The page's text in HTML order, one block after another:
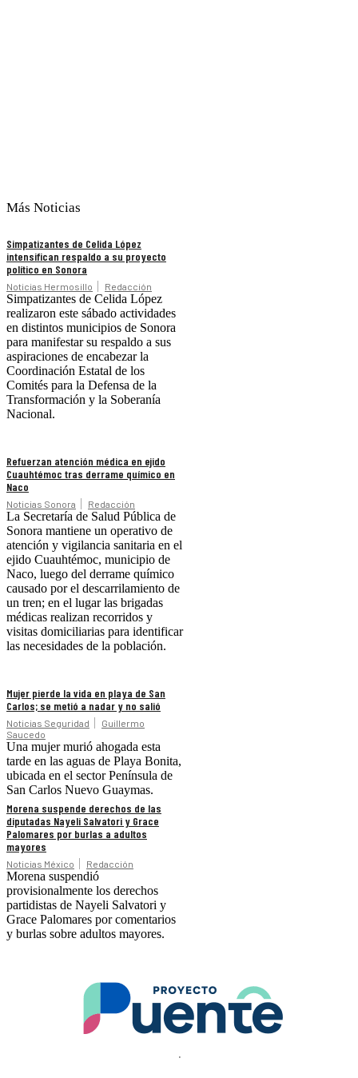
Más Noticias
Simpatizantes de Celida López
intensifican respaldo a su proyecto
político en Sonora
Noticias Hermosillo Redacción
Simpatizantes de Celida López
realizaron este sábado actividades
en distintos municipios de Sonora
para manifestar su respaldo a sus
aspiraciones de encabezar la
Coordinación Estatal de los
Comités para la Defensa de la
Transformación y la Soberanía
Nacional.
Refuerzan atención médica en ejido
Cuauhtémoc tras derrame químico en
Naco
Noticias Sonora Redacción
La Secretaría de Salud Pública de
Sonora mantiene un operativo de
atención y vigilancia sanitaria en el
ejido Cuauhtémoc, municipio de
Naco, luego del derrame químico
causado por el descarrilamiento de
un tren; en el lugar las brigadas
médicas realizan recorridos y
visitas domiciliarias para identificar
las necesidades de la población.
Mujer pierde la vida en playa de San
Carlos; se metió a nadar y no salió
Noticias Seguridad
Guillermo
Saucedo
Una mujer murió ahogada esta
tarde en las aguas de Playa Bonita,
ubicada en el sector Península de
San Carlos Nuevo Guaymas.
Morena suspende derechos de las
diputadas Nayeli Salvatori y Grace
Palomares por burlas a adultos
mayores
Noticias México Redacción
Morena suspendió
provisionalmente los derechos
partidistas de Nayeli Salvatori y
Grace Palomares por comentarios
y burlas sobre adultos mayores.
.